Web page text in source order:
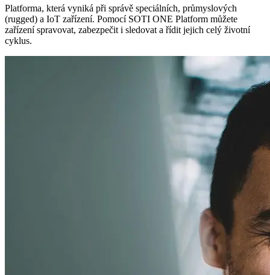
Platforma, která vyniká při správě speciálních, průmyslových
(rugged) a IoT zařízení. Pomocí SOTI ONE Platform můžete
zařízení spravovat, zabezpečit i sledovat a řídit jejich celý životní
cyklus.